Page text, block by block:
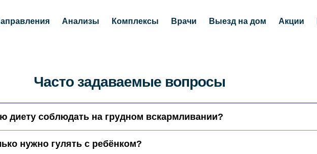
Анализы Комплексы Врачи Выезд на дом Акции
Часто задаваемые вопросы
диету соблюдать на грудном вскармливании?
нужно гулять с ребёнком?